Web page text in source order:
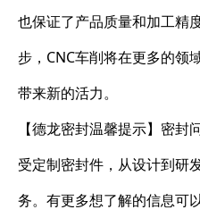
也保证了产品质量和加工精
步，CNC车削将在更多的领
带来新的活力。
【德龙密封温馨提示】密
受定制密封件，从设计到研
务。有更多想了解的信息可